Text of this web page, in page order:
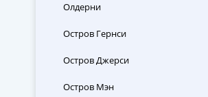
Олдерни
Остров Гернси
Остров Джерси
Остров Мэн